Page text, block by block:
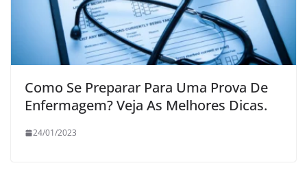
Como Se Preparar Para Uma Prova De
Enfermagem? Veja As Melhores Dicas.
24/01/2023